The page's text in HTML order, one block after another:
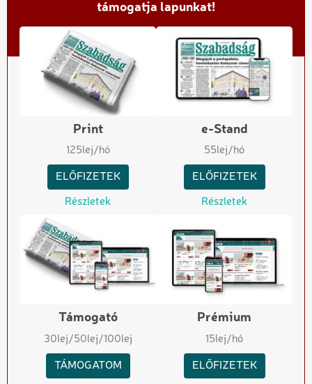
támogatja lapunkat!
Print
125lej/hó
ELŐFIZETEK
Részletek
e-Stand
55lej/hó
ELŐFIZETEK
Részletek
Támogató
30lej/50lej/100lej
TÁMOGATOM
Prémium
15lej/hó
ELŐFIZETEK